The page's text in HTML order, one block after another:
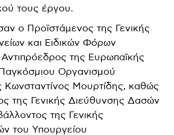
τους έργου.
ο Προϊστάμενος της Γενικής
και Ειδικών Φόρων
της Ευρωπαϊκής
Οργανισμού
Κωνσταντίνος Μουρτίδης, καθώς
της Γενικής Διεύθυνσης Δασών
της Γενικής
του Υπουργείου